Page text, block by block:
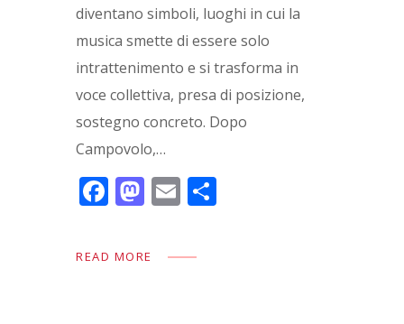
diventano simboli, luoghi in cui la
musica smette di essere solo
intrattenimento e si trasforma in
voce collettiva, presa di posizione,
sostegno concreto. Dopo
Campovolo,…
F
e
M
to
E
ai
READ MORE